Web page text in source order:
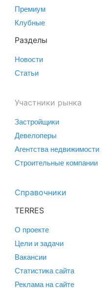
Премиум
Клубные
Разделы
Новости
Статьи
Участники рынка
Застройщики
Девелоперы
Агентства недвижимости
Строительные компании
Справочники
TERRES
О проекте
Цели и задачи
Вакансии
Статистика сайта
Реклама на сайте